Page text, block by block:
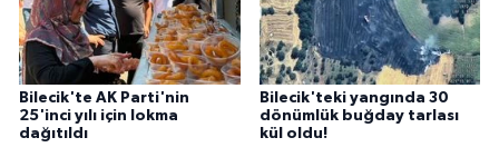
Bilecik'te AK Parti'nin
25'inci yılı için lokma
dağıtıldı
Bilecik'teki yangında 30
dönümlük buğday tarlası
kül oldu!